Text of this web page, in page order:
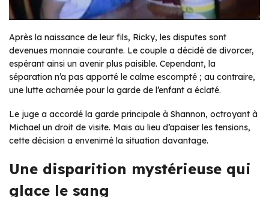
Après la naissance de leur fils, Ricky, les disputes sont
devenues monnaie courante. Le couple a décidé de divorcer,
espérant ainsi un avenir plus paisible. Cependant, la
séparation n’a pas apporté le calme escompté ; au contraire,
une lutte acharnée pour la garde de l’enfant a éclaté.
Le juge a accordé la garde principale à Shannon, octroyant à
Michael un droit de visite. Mais au lieu d’apaiser les tensions,
cette décision a envenimé la situation davantage.
Une disparition mystérieuse qui
glace le sang